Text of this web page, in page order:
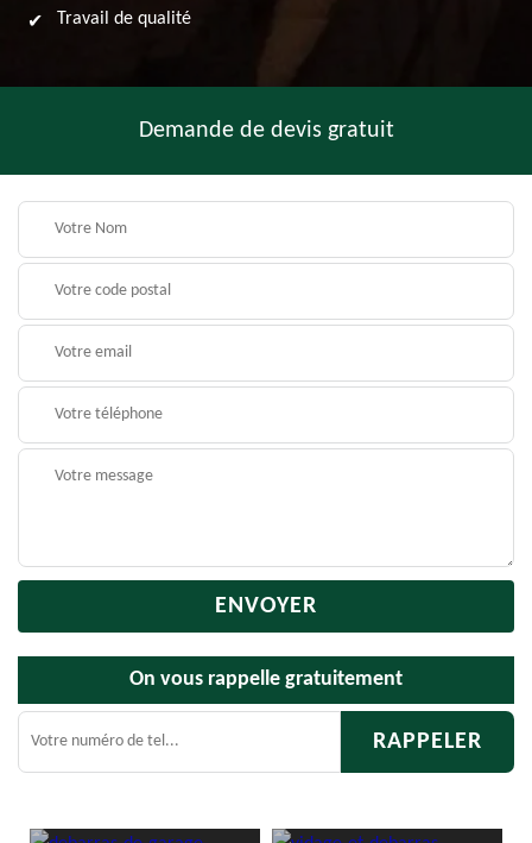
Travail de qualité
Demande de devis gratuit
On vous rappelle gratuitement